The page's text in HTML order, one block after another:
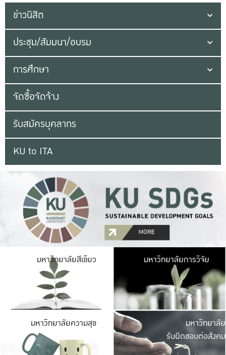
ข่าวนิสิต
ประชุม/สัมมนา/อบรม
การศึกษา
จัดซื้อจัดจ้าง
รับสมัครบุคลากร
KU to ITA
มหาวิทยาลัยสีเขียว มหาวิ
มีพื้นที่เขียวสดใส
เป็นป่าในเมือง เกษต
มหาวิทยาลัยการวิจัย
มหาวิทยาลัยความสุข มหาวิ
ค
เปิดประ
และพบเรื่องราวใ
มหาวิทยาลัย
รับผิดชอบต่อสังคม